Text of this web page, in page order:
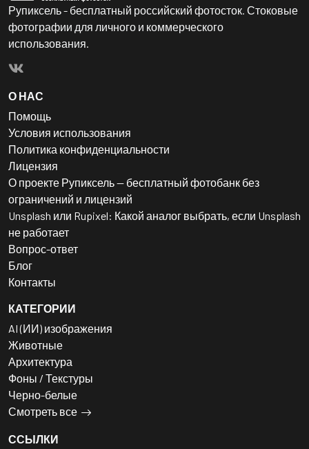
Рупиксель - бесплатный российский фотосток. Стоковые
фотографии для личного и коммерческого
использования.
О НАС
Помощь
Условия использования
Политика конфиденциальности
Лицензия
О проекте Рупиксель — бесплатный фотобанк без
ограничений и лицензий
Unsplash или Rupixel: Какой аналог выбрать, если Unsplash
не работает
Вопрос-ответ
Блог
Контакты
КАТЕГОРИИ
AI (ИИ) изображения
Животные
Архитектура
Фоны / Текстуры
Черно-белые
Смотреть все
ССЫЛКИ